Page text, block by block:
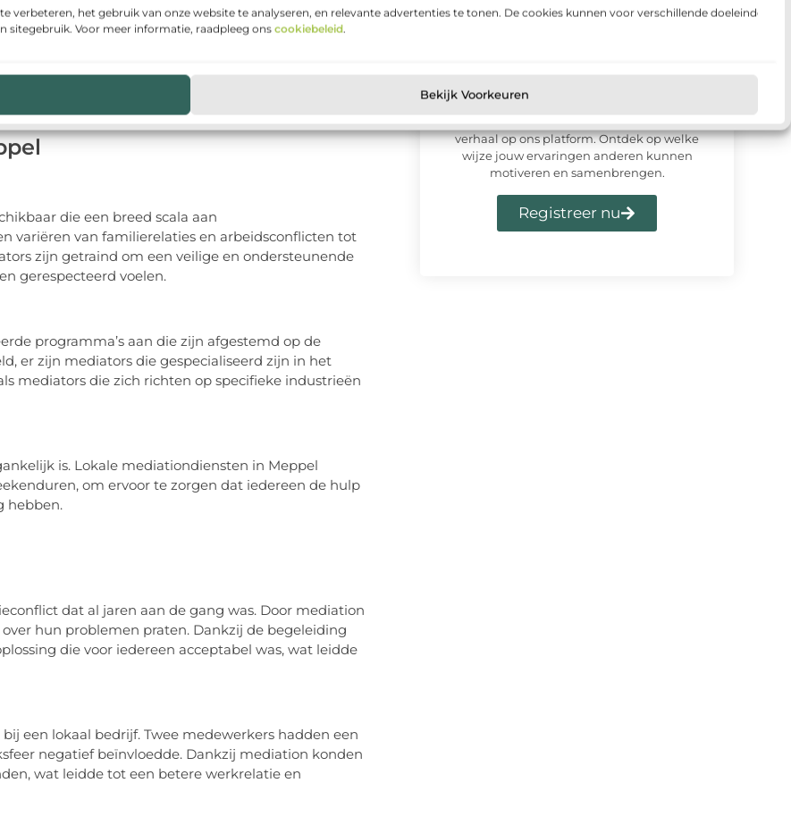
het gebruik van onze website te analyseren, en relevante advertenties te tonen. De cookies kunnen voor verschillende doeleinden
sitegebruik. Voor meer informatie, raadpleeg ons cookiebeleid.
Bekijk Voorkeuren
om hun kant van het verhaal te vertellen. De
mogelijke oplossingen te verkennen.
meestal schriftelijk vastgelegd. Deze overeenkomst
juridische stappen als dat nodig is.
die een breed scala aan
variëren van familierelaties en arbeidsconflicten tot
zijn getraind om een veilige en ondersteunende
gerespecteerd voelen.
programma’s aan die zijn afgestemd op de
er zijn mediators die gespecialiseerd zijn in het
mediators die zich richten op specifieke industrieën
is. Lokale mediationdiensten in Meppel
om ervoor te zorgen dat iedereen de hulp
hebben.
dat al jaren aan de gang was. Door mediation
hun problemen praten. Dankzij de begeleiding
die voor iedereen acceptabel was, wat leidde
een lokaal bedrijf. Twee medewerkers hadden een
negatief beïnvloedde. Dankzij mediation konden
wat leidde tot een betere werkrelatie en
Meld u vandaag aan en sluit u
Meld je vandaag nog aan en deel jouw
verhaal op ons platform. Ontdek op welke
wijze jouw ervaringen anderen kunnen
motiveren en samenbrengen.
Registreer nu